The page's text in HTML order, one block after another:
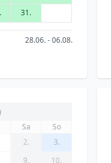
31.
28.06. - 06.08.
Sa
So
2.
3.
9. 10.